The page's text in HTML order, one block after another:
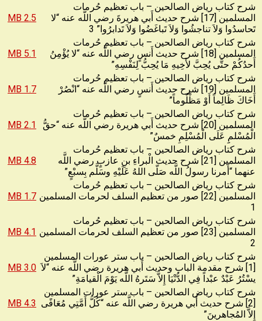
شرح كتاب رياض الصالحين – باب تعظيم حُرمات
المسلمين [17] شرح حديث أَبي هريرةَ رضي اللَّه عنه “لا
تَحاسدُوا وَلاَ تناجشُوا وَلاَ تَباغَضُوا وَلاَ تَدابرُوا” 3
2.5 MB
شرح كتاب رياض الصالحين – باب تعظيم حُرمات
المسلمين [18] شرح حديث أَنسٍ رضي اللَّه عنه “لا يُؤْمِنُ
أَحدُكُمْ حتَّى يُحِبَّ لأَخِيهِ مَا يُحِبُّ لِنَفْسِهِ”
5.1 MB
شرح كتاب رياض الصالحين – باب تعظيم حُرمات
المسلمين [19] شرح حديث أَنسٍ رضي اللَّه عنه “انْصُرْ
أَخَاكَ ظَالِماً أَوْ مَظْلُوماً”
1.7 MB
شرح كتاب رياض الصالحين – باب تعظيم حُرمات
المسلمين [20] شرح حديث أَبي هريرة رضي اللَّه عنه “حقُّ
الْمُسْلمِِ عَلَى الْمُسْلِمِ خمسٌ”
2.1 MB
شرح كتاب رياض الصالحين – باب تعظيم حُرمات
المسلمين [21] شرح حديث الْبراءِ بنِ عازبٍ رضي اللَّه
عنهما “أَمرنا رسولُ اللَّه صَلّى اللهُ عَلَيْهِ وسَلَّم بِسبْعٍ”
4.8 MB
شرح كتاب رياض الصالحين – باب تعظيم حُرمات
المسلمين [22] صور من تعظيم السلف لحرمات المسلمين
1
1.7 MB
شرح كتاب رياض الصالحين – باب تعظيم حُرمات
المسلمين [23] صور من تعظيم السلف لحرمات المسلمين
2
4.1 MB
شرح كتاب رياض الصالحين – باب ستر عورات المسلمين
[1] شرح مقدمة الباب وحديث أَبي هريرة رضي اللَّه عنه “لاَ
يسْتُرُ عَبْدٌ عبْداً فِي الدُّنْيَا إِلاَّ سَتَرهُ اللَّه يَوْمَ الْقيامَةِ”
3.0 MB
شرح كتاب رياض الصالحين – باب ستر عورات المسلمين
[2] شرح حديث أَبي هريرة رضي اللَّه عنه “كُلُّ أَمَّتِي مُعَافًى
إِلاَّ المُجاهرينَ”
4.3 MB